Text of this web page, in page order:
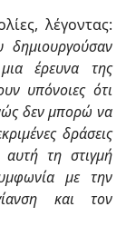
λέγοντας:
δημιουργούσαν
έρευνα της
υπόνοιες ότι
δεν μπορώ να
δράσεις
τη στιγμή
με την
και τον